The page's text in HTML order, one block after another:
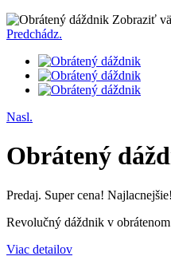
Zobraziť
Predchádz.
Nasl.
Obrátený
Predaj. Super cena! Najlacnejšie!
Revolučný dáždnik v
Viac detailov